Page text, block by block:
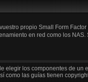
propio Small Form
en red como los
los componentes de
las guías tienen